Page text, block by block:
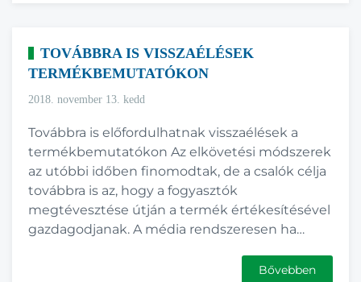
TOVÁBBRA IS VISSZAÉLÉSEK
TERMÉKBEMUTATÓKON
2018. november 13. kedd
Továbbra is előfordulhatnak visszaélések a
termékbemutatókon Az elkövetési módszerek
az utóbbi időben finomodtak, de a csalók célja
továbbra is az, hogy a fogyasztók
megtévesztése útján a termék értékesítésével
gazdagodjanak. A média rendszeresen ha…
Bővebben